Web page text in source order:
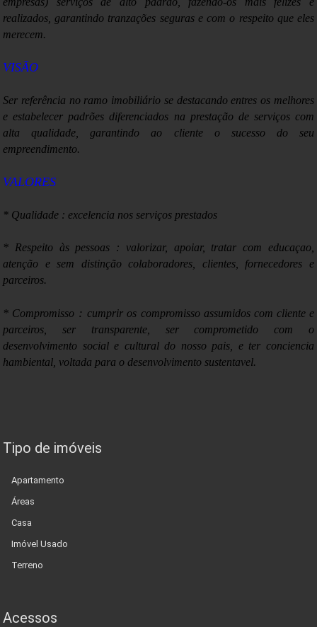
realizados, garantindo tranzações seguras e com o respeito que eles
merecem.
VISÃO
Ser referência no ramo imobiliário se destacando entres os melhores
e estabelecer padrões diferenciados na prestação de serviços com
alta qualidade, garantindo ao cliente o sucesso do seu
empreendimento.
VALORES
* Qualidade : excelencia nos serviços prestados
* Respeito às pessoas : valorizar, apoiar, tratar com educaçao,
atenção e sem distinção colaboradores, clientes, fornecedores e
parceiros.
* Compromisso : cumprir os compromisso assumidos com cliente e
parceiros, ser transparente, ser comprometido com o
desenvolvimento social e cultural do nosso pais, e ter conciencia
hambiental, voltada para o desenvolvimento sustentavel.
Tipo de imóveis
Apartamento
Áreas
Casa
Imóvel Usado
Terreno
Acessos